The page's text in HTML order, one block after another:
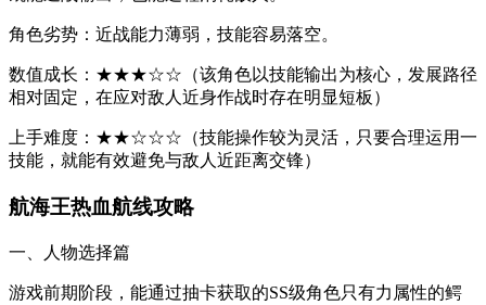
角色劣势：近战能力薄弱，技能容易落空。
数值成长：★★★☆☆（该角色以技能输出为核心，发展路径
相对固定，在应对敌人近身作战时存在明显短板）
上手难度：★★☆☆☆（技能操作较为灵活，只要合理运用一
技能，就能有效避免与敌人近距离交锋）
航海王热血航线攻略
一、人物选择篇
游戏前期阶段，能通过抽卡获取的SS级角色只有力属性的鳄